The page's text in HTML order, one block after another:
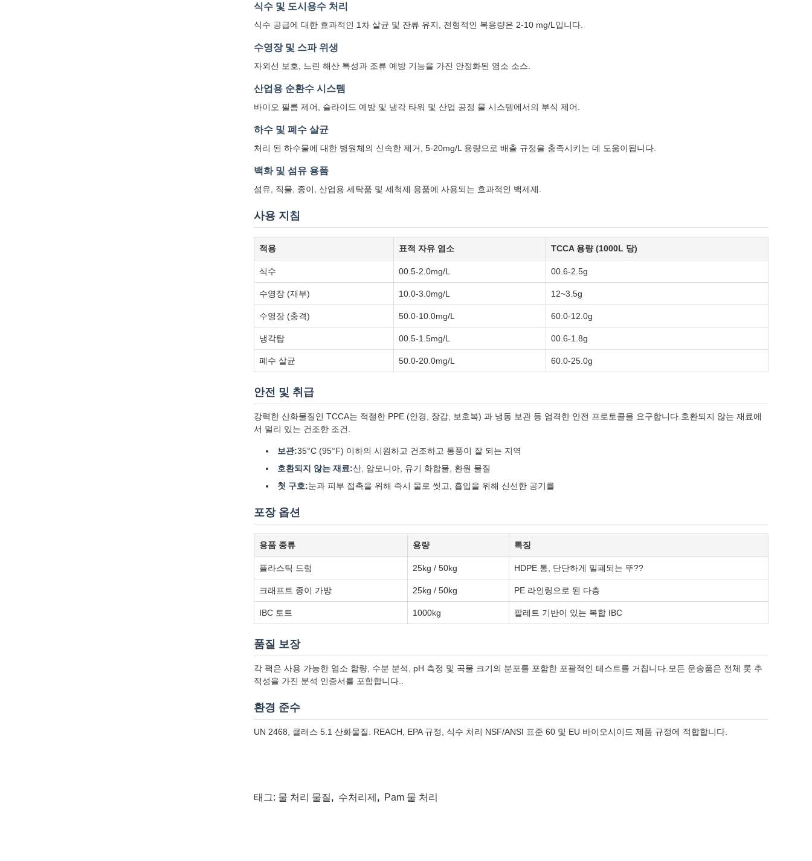
식수 및 도시용수 처리
식수 공급에 대한 효과적인 1차 살균 및 잔류 유지, 전형적인 복용량은 2-10 mg/L입니다.
수영장 및 스파 위생
자외선 보호, 느린 해산 특성과 조류 예방 기능을 가진 안정화된 염소 소스.
산업용 순환수 시스템
바이오 필름 제어, 슬라이드 예방 및 냉각 타워 및 산업 공정 물 시스템에서의 부식 제어.
하수 및 폐수 살균
처리 된 하수물에 대한 병원체의 신속한 제거, 5-20mg/L 용량으로 배출 규정을 충족시키는 데 도움이됩니다.
백화 및 섬유 용품
섬유, 직물, 종이, 산업용 세탁품 및 세척제 용품에 사용되는 효과적인 백제제.
사용 지침
적용 표적 자유 염소 TCCA 용량 (1000L 당)
식수 00.5-2.0mg/L 00.6-2.5g
수영장 (재부) 10.0-3.0mg/L 12~3.5g
수영장 (충격) 50.0-10.0mg/L 60.0-12.0g
냉각탑 00.5-1.5mg/L 00.6-1.8g
폐수 살균 50.0-20.0mg/L 60.0-25.0g
안전 및 취급
강력한 산화물질인 TCCA는 적절한 PPE (안경, 장갑, 보호복) 과 냉동 보관 등 엄격한 안전 프로토콜을 요구합니다.호환되지 않는 재료에
서 멀리 있는 건조한 조건.
보관:35°C (95°F) 이하의 시원하고 건조하고 통풍이 잘 되는 지역
호환되지 않는 재료:산, 암모니아, 유기 화합물, 환원 물질
첫 구호:눈과 피부 접촉을 위해 즉시 물로 씻고, 흡입을 위해 신선한 공기를
포장 옵션
용품 종류 용량 특징
플라스틱 드럼 25kg / 50kg HDPE 통, 단단하게 밀폐되는 뚜??
크래프트 종이 가방 25kg / 50kg PE 라인링으로 된 다층
IBC 토트 1000kg 팔레트 기반이 있는 복합 IBC
품질 보장
각 팩은 사용 가능한 염소 함량, 수분 분석, pH 측정 및 곡물 크기의 분포를 포함한 포괄적인 테스트를 거칩니다.모든 운송품은 전체 롯 추
적성을 가진 분석 인증서를 포함합니다..
환경 준수
UN 2468, 클래스 5.1 산화물질. REACH, EPA 규정, 식수 처리 NSF/ANSI 표준 60 및 EU 바이오시이드 제품 규정에 적합합니다.
태그: 물 처리 물질, 수처리제 , Pam 물 처리